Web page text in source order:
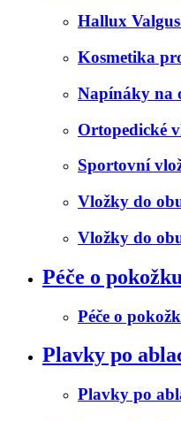
Hallux
Kosmetika
Napínáky na
Ortopedické
Sportovní
Vložky do
Vložky do
Péče o pokožku
Péče o
Plavky po
Plavky po